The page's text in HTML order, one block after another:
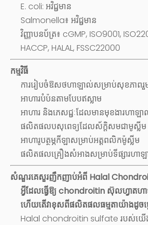
E. coli: អវិជ្ជមាន
Salmonella៖ អវិជ្ជមាន
វិញ្ញាបនប័ត្រ៖ cGMP, ISO9001,
HACCP, HALAL, FSSC22000
កម្មវិធី
ការរៀបចំឱសថហាឡាល់សម្រាប់សុខភាពរួម
អាហារបំប៉នតាមបែបឥស្លាម
អាហារ និងភេសជ្ជៈដែលមានមុខងារហាឡ
ផលិតផលបសុពេទ្យដែលស័ក្តិសមជាមូស្លីម
អាហារូបត្ថម្ភកីឡាសម្រាប់អត្តពលិកម៉ូស្លីម
ផលិតផលគ្រឿងសំអាងសម្រាប់ទីផ្សារហា
សំណួរគេសួរញឹកញាប់អំពី Halal
អ្វីដែលធ្វើឱ្យ chondroitin ស៊ុលហ្វាតហ
ហើយតើវាខុសពីផលិតផលធម្មតាយ៉ាងដូចម្
Halal chondroitin sulfate របស់យើង